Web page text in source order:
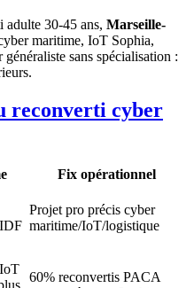
adulte 30-45 ans, Marseille-
maritime, IoT Sophia,
sans spécialisation :
reconverti cyber
Fix opérationnel
Projet pro précis cyber
maritime/IoT/logistique
60% reconvertis PACA